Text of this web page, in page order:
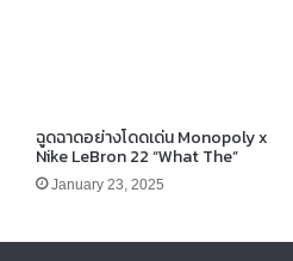
ฉูดฉาดอย่างโดดเด่น Monopoly x
Nike LeBron 22 “What The”
January 23, 2025